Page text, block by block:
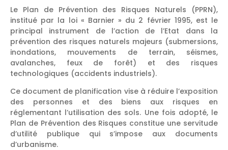
Le Plan de Prévention des Risques Naturels (PPRN),
institué par la loi « Barnier » du 2 février 1995, est le
principal instrument de l’action de l’Etat dans la
prévention des risques naturels majeurs (submersions,
inondations, mouvements de terrain, séismes,
avalanches, feux de forêt) et des risques
technologiques (accidents industriels).
Ce document de planification vise à réduire l’exposition
des personnes et des biens aux risques en
réglementant l’utilisation des sols. Une fois adopté, le
Plan de Prévention des Risques constitue une servitude
d’utilité publique qui s’impose aux documents
d’urbanisme.